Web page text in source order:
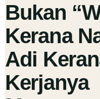
Bukan
Kerana
Adi
Kerjanya